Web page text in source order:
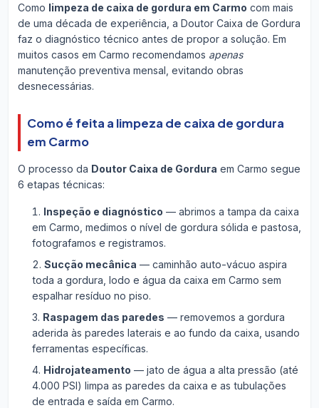
Como limpeza de caixa de gordura em Carmo com mais
de uma década de experiência, a Doutor Caixa de Gordura
faz o diagnóstico técnico antes de propor a solução. Em
muitos casos em Carmo recomendamos apenas
manutenção preventiva mensal, evitando obras
desnecessárias.
Como é feita a limpeza de caixa de gordura
em Carmo
O processo da Doutor Caixa de Gordura em Carmo segue
6 etapas técnicas:
Inspeção e diagnóstico — abrimos a tampa da caixa
em Carmo, medimos o nível de gordura sólida e pastosa,
fotografamos e registramos.
Sucção mecânica — caminhão auto-vácuo aspira
toda a gordura, lodo e água da caixa em Carmo sem
espalhar resíduo no piso.
Raspagem das paredes — removemos a gordura
aderida às paredes laterais e ao fundo da caixa, usando
ferramentas específicas.
Hidrojateamento — jato de água a alta pressão (até
4.000 PSI) limpa as paredes da caixa e as tubulações
de entrada e saída em Carmo.